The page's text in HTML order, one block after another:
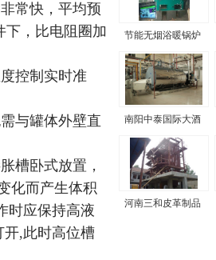
节能无烟浴暖锅炉
南阳中泰国际大酒
店
河南三和皮革制品
常快，平均预
下，比电阻圈加
控制实时准
与罐体外壁直
槽卧式放置，
化而产生体积
时应保持高液
开,此时高位槽